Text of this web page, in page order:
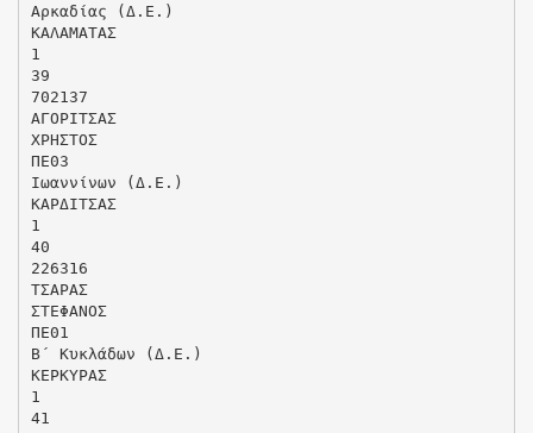
Αρκαδίας (Δ.Ε.)
ΚΑΛΑΜΑΤΑΣ
1
39
702137
ΑΓΟΡΙΤΣΑΣ
ΧΡΗΣΤΟΣ
ΠΕ03
Ιωαννίνων (Δ.Ε.)
ΚΑΡΔΙΤΣΑΣ
1
40
226316
ΤΣΑΡΑΣ
ΣΤΕΦΑΝΟΣ
ΠΕ01
Β΄ Κυκλάδων (Δ.Ε.)
ΚΕΡΚΥΡΑΣ
1
41